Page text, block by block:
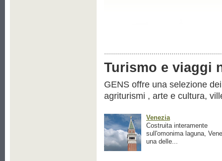
Turismo e viaggi
GENS offre una selezione
agriturismi , arte e cultura,
Venezia
Costruita interamente
sull'omonima laguna,
una delle...